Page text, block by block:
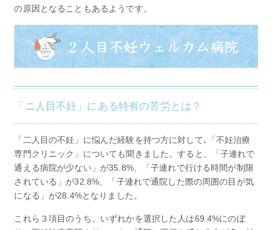
の原因となることもあるようです。
「ニ人目不妊」にある特有の苦労とは？
「二人目の不妊」に悩んだ経験を持つ方に対して､「不妊治療
専門クリニック」についても聞きました。すると、「子連れで
通える病院が少ない」が35.8%、「子連れで行ける時間が制限
されている」が32.8%、「子連れで通院した際の周囲の目が気
になる」が28.4%となりました。
これら３項目のうち、いずれかを選択した人は69.4%にのぼ